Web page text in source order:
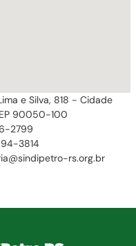
e Silva, 818 - Cidade
90050-100
2799
3814
rs.org.br